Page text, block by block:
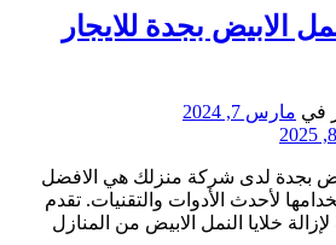
الابيض بجدة للايجار
في مارس 7, 2024
بجدة لدى شركة منزلك هي الافضل
لأحدث الأدوات والتقنيات. تقدم
خلايا النمل الابيض من المنازل